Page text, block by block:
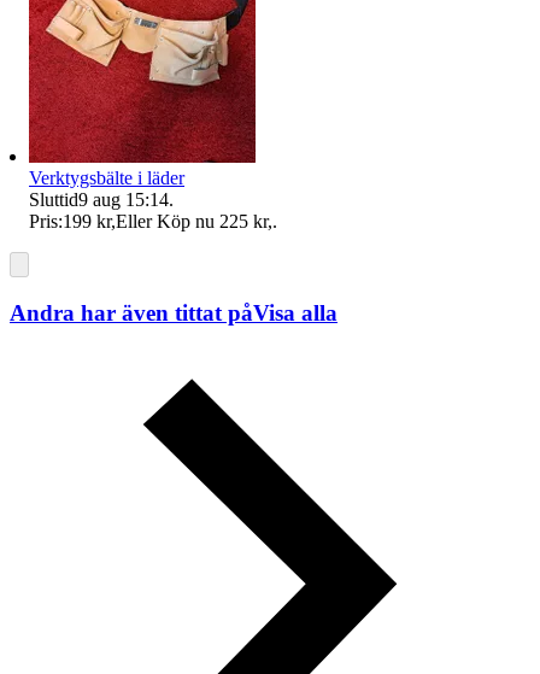
Verktygsbälte i läder
Sluttid9 aug 15:14.
Pris:199 kr,Eller Köp nu 225 kr,.
Andra har även tittat påVisa alla